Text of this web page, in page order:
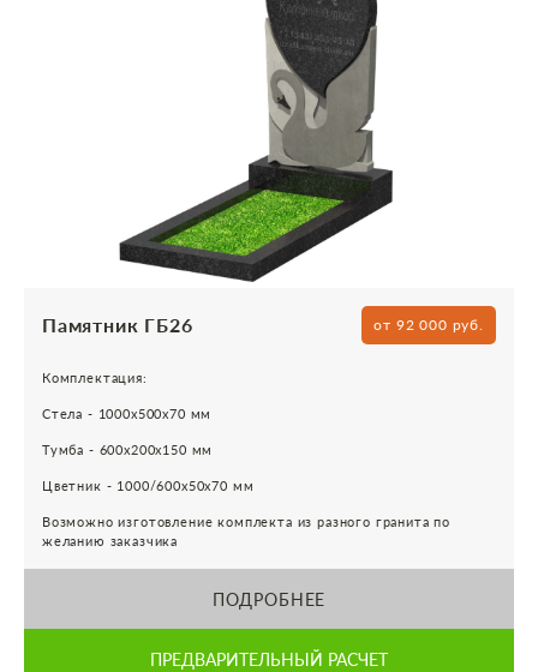
Памятник ГБ26 от 92 000 руб.
Комплектация:
Стела - 1000х500х70 мм
Тумба - 600х200х150 мм
Цветник - 1000/600х50х70 мм
Возможно изготовление комплекта из разного гранита по
желанию заказчика
ПОДРОБНЕЕ
ПРЕДВАРИТЕЛЬНЫЙ РАСЧЕТ